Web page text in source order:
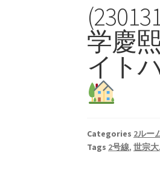
学慶
イト
Categories 2ルー
Tags 2号線, 世宗大,